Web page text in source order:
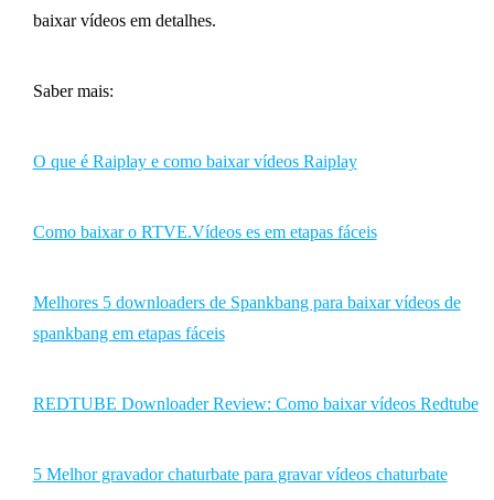
baixar vídeos em detalhes.
Saber mais:
O que é Raiplay e como baixar vídeos Raiplay
Como baixar o RTVE.Vídeos es em etapas fáceis
Melhores 5 downloaders de Spankbang para baixar vídeos de
spankbang em etapas fáceis
REDTUBE Downloader Review: Como baixar vídeos Redtube
5 Melhor gravador chaturbate para gravar vídeos chaturbate